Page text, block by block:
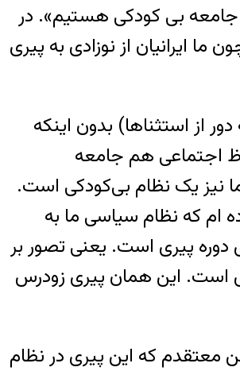
جامعه بی کودکی هستیم». در
ایرانیان از نوزادی به پیری
از استثناها) بدون اینکه
اجتماعی هم جامعه
نیز یک نظام بی‌کودکی است.
ام که نظام سیاسی ما به
دوره پیری است. یعنی تصور بر
است. این همان پیری زودرس
معتقدم که این پیری در نظام